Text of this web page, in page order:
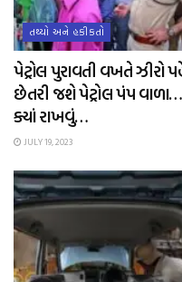
તથ્યો અને હકીકતો
પેટ્રોલ પુરાવતી વખતે
છેતરી જશે પેટ્રોલ પંપ
ક્યાં રાખવું…
JULY 19, 2023